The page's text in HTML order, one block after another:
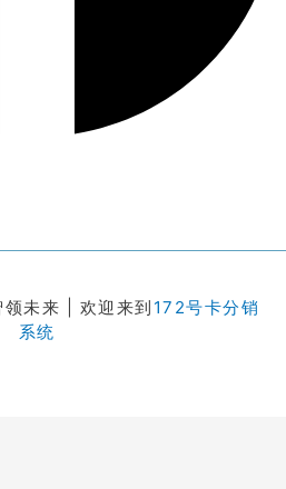
未来 | 欢迎来到 172号卡分销
系统